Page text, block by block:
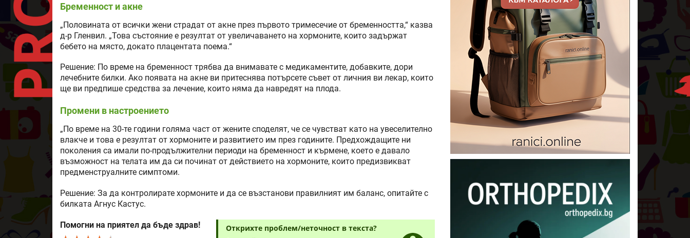
Бременност и акне
„Половината от всички жени страдат от акне през първото тримесечие от бременността,“ казва
д-р Гленвил. „Това състояние е резултат от увеличаването на хормоните, които задържат
бебето на място, докато плацентата поема.“
Решение: По време на бременност трябва да внимавате с медикаментите, добавките, дори
лечебните билки. Ако появата на акне ви притеснява потърсете съвет от личния ви лекар, които
ще ви предпише средства за лечение, които няма да навредят на плода.
Промени в настроението
„По време на 30-те години голяма част от жените споделят, че се чувстват като на увеселително
влакче и това е резултат от хормоните и развитието им през годините. Предхождащите ни
поколения са имали по-продължителни периоди на бременност и кърмене, което е давало
възможност на телата им да си починат от действието на хормоните, които предизвикват
предменструалните симптоми.
Решение: За да контролирате хормоните и да се възстанови правилният им баланс, опитайте с
билката Агнус Кастус.
Помогни на приятел да бъде здрав! Открихте проблем/неточност в текста?